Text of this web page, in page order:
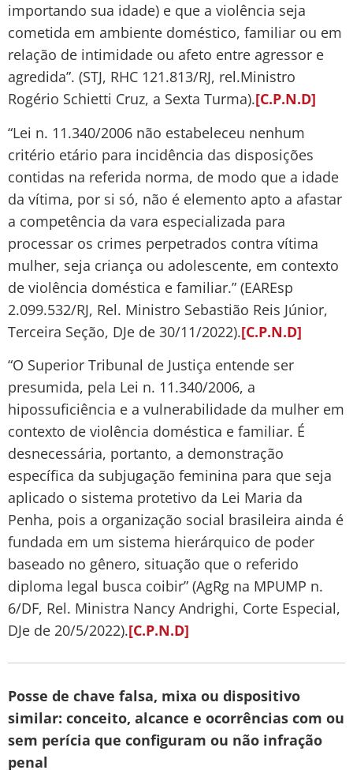
importando sua idade) e que a violência seja
cometida em ambiente doméstico, familiar ou em
relação de intimidade ou afeto entre agressor e
agredida”. (STJ, RHC 121.813/RJ, rel.Ministro
Rogério Schietti Cruz, a Sexta Turma).[C.P.N.D]
“Lei n. 11.340/2006 não estabeleceu nenhum
critério etário para incidência das disposições
contidas na referida norma, de modo que a idade
da vítima, por si só, não é elemento apto a afastar
a competência da vara especializada para
processar os crimes perpetrados contra vítima
mulher, seja criança ou adolescente, em contexto
de violência doméstica e familiar.” (EAREsp
2.099.532/RJ, Rel. Ministro Sebastião Reis Júnior,
Terceira Seção, DJe de 30/11/2022).[C.P.N.D]
“O Superior Tribunal de Justiça entende ser
presumida, pela Lei n. 11.340/2006, a
hipossuficiência e a vulnerabilidade da mulher em
contexto de violência doméstica e familiar. É
desnecessária, portanto, a demonstração
específica da subjugação feminina para que seja
aplicado o sistema protetivo da Lei Maria da
Penha, pois a organização social brasileira ainda é
fundada em um sistema hierárquico de poder
baseado no gênero, situação que o referido
diploma legal busca coibir” (AgRg na MPUMP n.
6/DF, Rel. Ministra Nancy Andrighi, Corte Especial,
DJe de 20/5/2022).[C.P.N.D]
Posse de chave falsa, mixa ou dispositivo
similar: conceito, alcance e ocorrências com ou
sem perícia que configuram ou não infração
penal